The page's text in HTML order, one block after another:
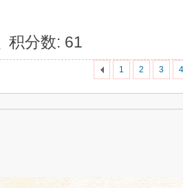
积分数: 61
1 2 3 4